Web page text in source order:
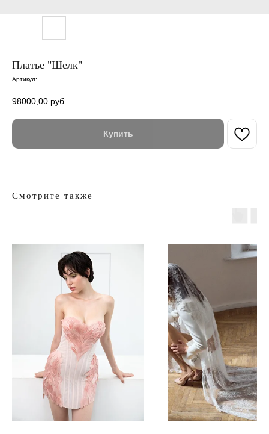
Платье "Шелк"
Артикул:
98000,00 руб.
Купить
Смотрите также